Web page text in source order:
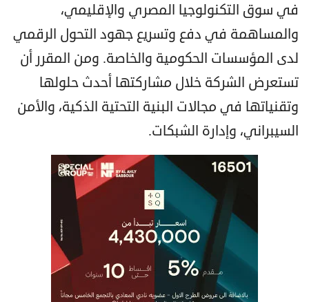
في سوق التكنولوجيا المصري والإقليمي،
والمساهمة في دفع وتسريع جهود التحول الرقمي
لدى المؤسسات الحكومية والخاصة. ومن المقرر أن
تستعرض الشركة خلال مشاركتها أحدث حلولها
وتقنياتها في مجالات البنية التحتية الذكية، والأمن
السيبراني، وإدارة الشبكات.